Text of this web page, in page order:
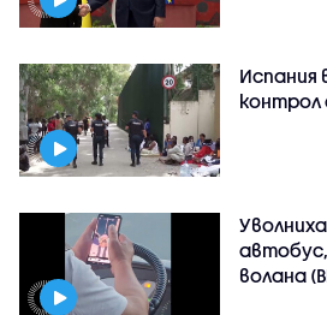
Испания
контрол
автобус,
волана